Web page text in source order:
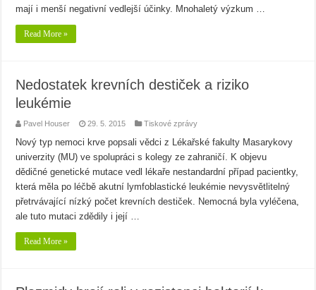
mají i menší negativní vedlejší účinky. Mnohaletý výzkum …
Read More »
Nedostatek krevních destiček a riziko
leukémie
Pavel Houser 29. 5. 2015 Tiskové zprávy
Nový typ nemoci krve popsali vědci z Lékařské fakulty Masarykovy
univerzity (MU) ve spolupráci s kolegy ze zahraničí. K objevu
dědičné genetické mutace vedl lékaře nestandardní případ pacientky,
která měla po léčbě akutní lymfoblastické leukémie nevysvětlitelný
přetrvávající nízký počet krevních destiček. Nemocná byla vyléčena,
ale tuto mutaci zdědily i její …
Read More »